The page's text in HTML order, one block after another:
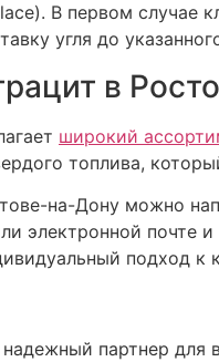
В первом случае
угля до
в
широкий
топлива,
на-Дону можно
электронной почте
подход к
партнер